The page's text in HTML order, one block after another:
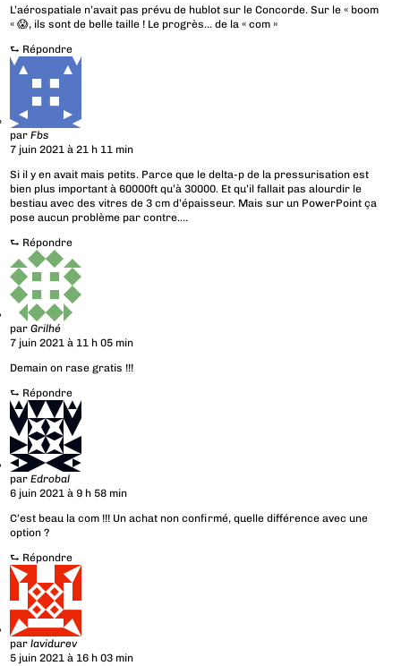
L’aérospatiale n’avait pas prévu de hublot sur le Concorde. Sur le « boom
« 😱, ils sont de belle taille ! Le progrès… de la « com »
⮑ Répondre
parFbs
7 juin 2021 à 21 h 11 min
Si il y en avait mais petits. Parce que le delta-p de la pressurisation est
bien plus important à 60000ft qu’à 30000. Et qu’il fallait pas alourdir le
bestiau avec des vitres de 3 cm d’épaisseur. Mais sur un PowerPoint ça
pose aucun problème par contre….
⮑ Répondre
parGrilhé
7 juin 2021 à 11 h 05 min
Demain on rase gratis !!!
⮑ Répondre
parEdrobal
6 juin 2021 à 9 h 58 min
C’est beau la com !!! Un achat non confirmé, quelle différence avec une
option ?
⮑ Répondre
parlavidurev
5 juin 2021 à 16 h 03 min